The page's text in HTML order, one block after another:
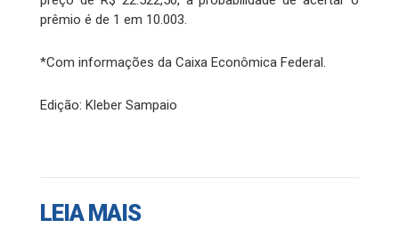
prêmio é de 1 em 10.003.
*Com informações da Caixa Econômica Federal.
Edição: Kleber Sampaio
LEIA MAIS